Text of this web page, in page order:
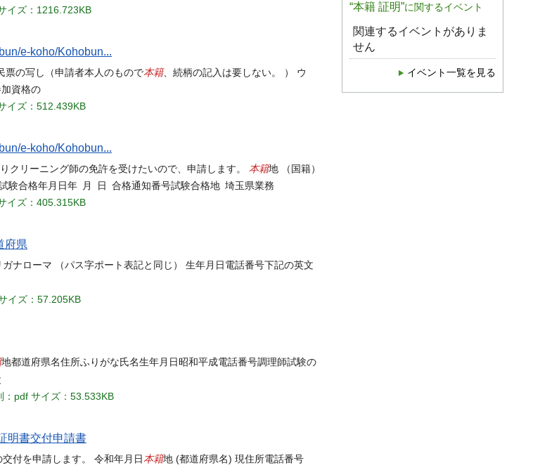
“本籍 証明”に関するイベント
関連するイベントがありま
せん
イベント一覧を見る
イズ：1216.723KB
e-koho/Kohobun...
の写し（申請者本人のもので本籍、続柄の記入は要しない。 ） ウ
資格の
イズ：512.439KB
e-koho/Kohobun...
リーニング師の免許を受けたいので、申請します。 本籍地 （国籍）
格年月日年 月 日 合格通知番号試験合格地 埼玉県業務
イズ：405.315KB
府県
ナローマ （パス字ポート表記と同じ） 生年月日電話番号下記の英文
イズ：57.205KB
地都道府県名住所ふりがな氏名生年月日昭和平成電話番号調理師試験の
：pdf サイズ：53.533KB
明書交付申請書
交付を申請します。 令和年月日本籍地 (都道府県名) 現住所電話番号